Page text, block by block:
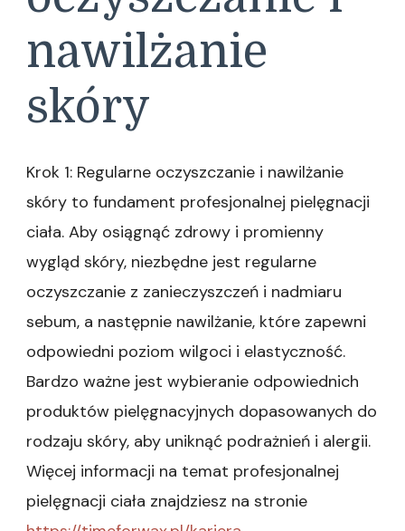
nawilżanie
skóry
Krok 1: Regularne oczyszczanie i nawilżanie
skóry to fundament profesjonalnej pielęgnacji
ciała. Aby osiągnąć zdrowy i promienny
wygląd skóry, niezbędne jest regularne
oczyszczanie z zanieczyszczeń i nadmiaru
sebum, a następnie nawilżanie, które zapewni
odpowiedni poziom wilgoci i elastyczność.
Bardzo ważne jest wybieranie odpowiednich
produktów pielęgnacyjnych dopasowanych do
rodzaju skóry, aby uniknąć podrażnień i alergii.
Więcej informacji na temat profesjonalnej
pielęgnacji ciała znajdziesz na stronie